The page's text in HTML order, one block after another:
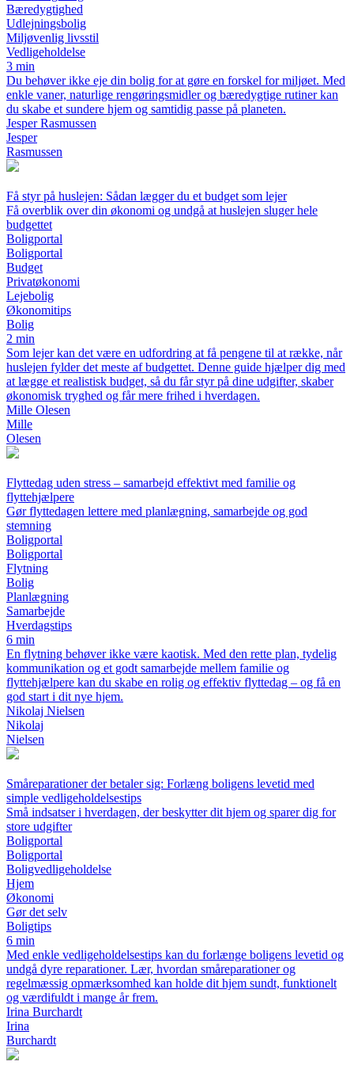
Bæredygtighed
Udlejningsbolig
Miljøvenlig livsstil
Vedligeholdelse
3 min
Du behøver ikke eje din bolig for at gøre en forskel for miljøet. Med
enkle vaner, naturlige rengøringsmidler og bæredygtige rutiner kan
du skabe et sundere hjem og samtidig passe på planeten.
Jesper Rasmussen
Jesper
Rasmussen
Få styr på huslejen: Sådan lægger du et budget som lejer
Få overblik over din økonomi og undgå at huslejen sluger hele
budgettet
Boligportal
Boligportal
Budget
Privatøkonomi
Lejebolig
Økonomitips
Bolig
2 min
Som lejer kan det være en udfordring at få pengene til at række, når
huslejen fylder det meste af budgettet. Denne guide hjælper dig med
at lægge et realistisk budget, så du får styr på dine udgifter, skaber
økonomisk tryghed og får mere frihed i hverdagen.
Mille Olesen
Mille
Olesen
Flyttedag uden stress – samarbejd effektivt med familie og
flyttehjælpere
Gør flyttedagen lettere med planlægning, samarbejde og god
stemning
Boligportal
Boligportal
Flytning
Bolig
Planlægning
Samarbejde
Hverdagstips
6 min
En flytning behøver ikke være kaotisk. Med den rette plan, tydelig
kommunikation og et godt samarbejde mellem familie og
flyttehjælpere kan du skabe en rolig og effektiv flyttedag – og få en
god start i dit nye hjem.
Nikolaj Nielsen
Nikolaj
Nielsen
Småreparationer der betaler sig: Forlæng boligens levetid med
simple vedligeholdelsestips
Små indsatser i hverdagen, der beskytter dit hjem og sparer dig for
store udgifter
Boligportal
Boligportal
Boligvedligeholdelse
Hjem
Økonomi
Gør det selv
Boligtips
6 min
Med enkle vedligeholdelsestips kan du forlænge boligens levetid og
undgå dyre reparationer. Lær, hvordan småreparationer og
regelmæssig opmærksomhed kan holde dit hjem sundt, funktionelt
og værdifuldt i mange år frem.
Irina Burchardt
Irina
Burchardt